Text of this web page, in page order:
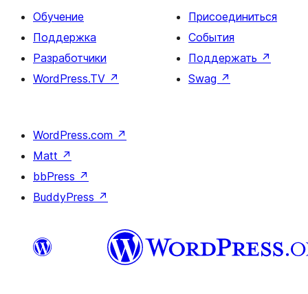
Обучение
Поддержка
Разработчики
WordPress.TV ↗
Присоединиться
События
Поддержать ↗
Swag ↗
WordPress.com ↗
Matt ↗
bbPress ↗
BuddyPress ↗